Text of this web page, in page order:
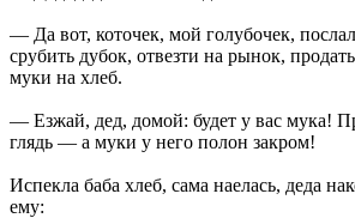
— Да вот, коточек, мой голубочек,
срубить дубок, отвезти на рынок,
муки на хлеб.
— Езжай, дед, домой: будет у вас мука!
глядь — а муки у него полон закром!
Испекла баба хлеб, сама наелась, деда
ему: